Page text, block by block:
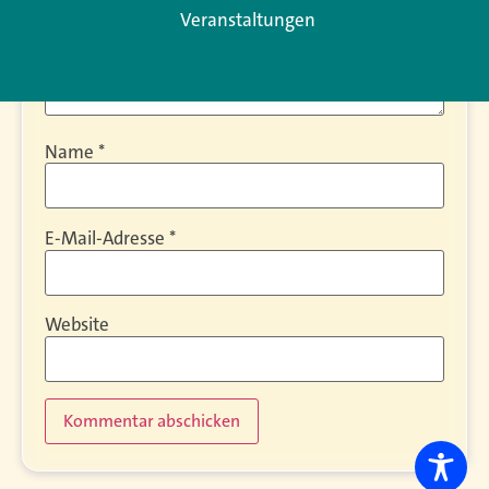
Name *
E-Mail-Adresse *
Website
Alternative:
Veranstaltungen